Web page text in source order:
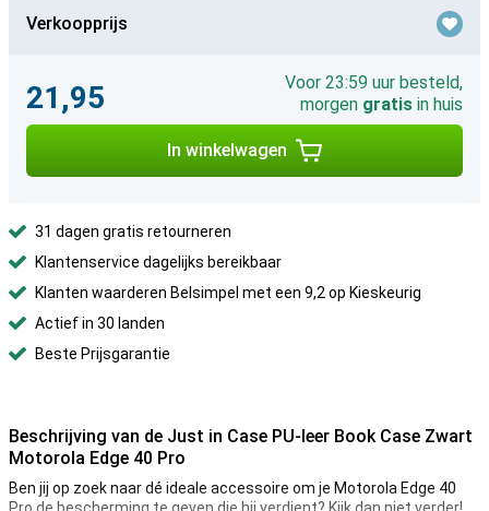
Verkoopprijs
21,95
Voor 23:59 uur besteld,
morgen gratis in huis
In winkelwagen
31 dagen gratis retourneren
Klantenservice dagelijks bereikbaar
Klanten waarderen Belsimpel met een 9,2 op Kieskeurig
Actief in 30 landen
Beste Prijsgarantie
Beschrijving van de Just in Case PU-leer Book Case Zwart
Motorola Edge 40 Pro
Ben jij op zoek naar dé ideale accessoire om je Motorola Edge 40